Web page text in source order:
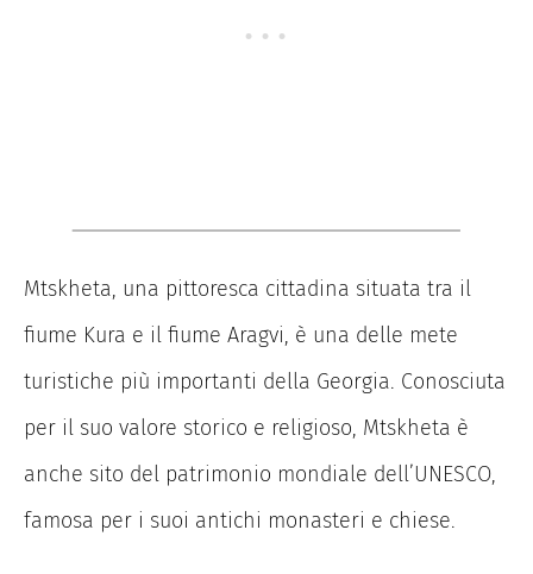
Mtskheta, una pittoresca cittadina situata tra il
fiume Kura e il fiume Aragvi, è una delle mete
turistiche più importanti della Georgia. Conosciuta
per il suo valore storico e religioso, Mtskheta è
anche sito del patrimonio mondiale dell’UNESCO,
famosa per i suoi antichi monasteri e chiese.